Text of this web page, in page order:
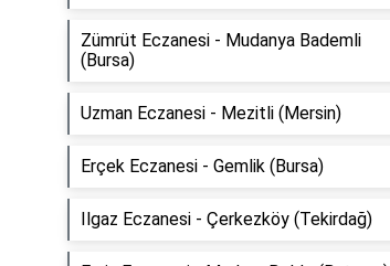
Zümrüt Eczanesi - Mudanya Bademli
(Bursa)
Uzman Eczanesi - Mezitli (Mersin)
Erçek Eczanesi - Gemlik (Bursa)
Ilgaz Eczanesi - Çerkezköy (Tekirdağ)